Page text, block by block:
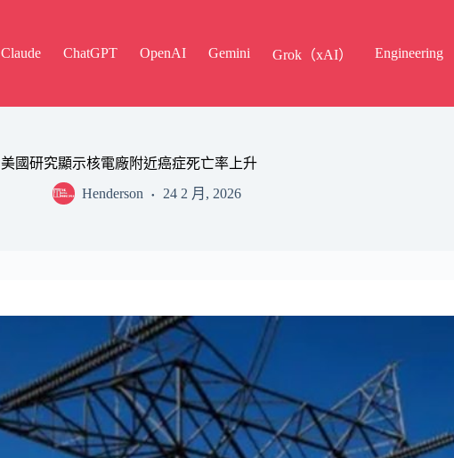
Claude ChatGPT OpenAI Gemini Grok（xAI） Engineering
美國研究顯示核電廠附近癌症死亡率上升
Henderson
24 2 月, 2026